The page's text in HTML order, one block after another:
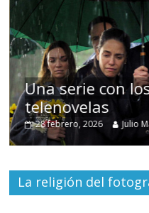
Cuento de
alta
30 diciembre, 2025
La religión del